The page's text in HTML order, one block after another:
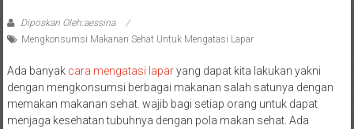
Diposkan Oleh:aessina
Mengkonsumsi Makanan Sehat Untuk Mengatasi Lapar
Ada banyak cara mengatasi laparyang dapat kita lakukan yakni
dengan mengkonsumsi berbagai makanan salah satunya dengan
memakan makanan sehat. wajib bagi setiap orang untuk dapat
menjaga kesehatan tubuhnya dengan pola makan sehat. Ada